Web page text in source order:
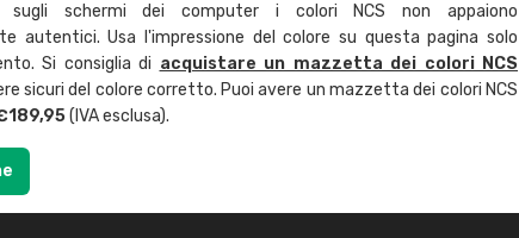
sugli schermi dei computer i colori NCS non appaiono
autentici. Usa l'impressione del colore su questa pagina solo
Si consiglia di acquistare un mazzetta dei colori NCS
sicuri del colore corretto. Puoi avere un mazzetta dei colori NCS
(IVA esclusa).